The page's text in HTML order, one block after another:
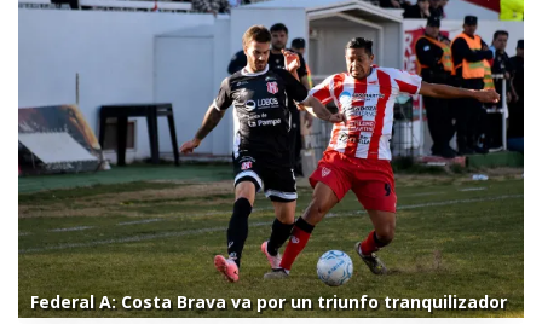
Federal A: Costa Brava va por un triunfo tranquilizador